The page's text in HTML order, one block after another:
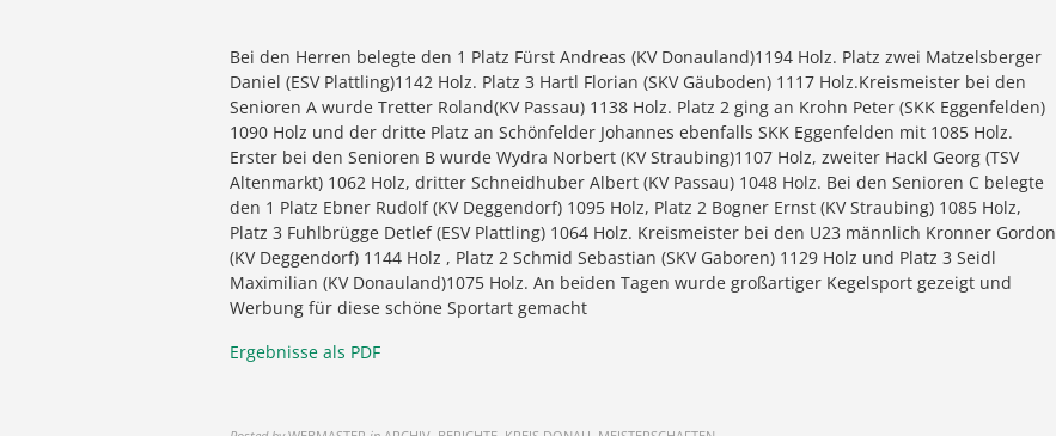
Bei den Herren belegte den 1 Platz Fürst Andreas (KV Donauland)1194 Holz. Platz zwei Matzelsberger
Daniel (ESV Plattling)1142 Holz. Platz 3 Hartl Florian (SKV Gäuboden) 1117 Holz.Kreismeister bei den
Senioren A wurde Tretter Roland(KV Passau) 1138 Holz. Platz 2 ging an Krohn Peter (SKK Eggenfelden)
1090 Holz und der dritte Platz an Schönfelder Johannes ebenfalls SKK Eggenfelden mit 1085 Holz.
Erster bei den Senioren B wurde Wydra Norbert (KV Straubing)1107 Holz, zweiter Hackl Georg (TSV
Altenmarkt) 1062 Holz, dritter Schneidhuber Albert (KV Passau) 1048 Holz. Bei den Senioren C belegte
den 1 Platz Ebner Rudolf (KV Deggendorf) 1095 Holz, Platz 2 Bogner Ernst (KV Straubing) 1085 Holz,
Platz 3 Fuhlbrügge Detlef (ESV Plattling) 1064 Holz. Kreismeister bei den U23 männlich Kronner Gordon
(KV Deggendorf) 1144 Holz , Platz 2 Schmid Sebastian (SKV Gaboren) 1129 Holz und Platz 3 Seidl
Maximilian (KV Donauland)1075 Holz. An beiden Tagen wurde großartiger Kegelsport gezeigt und
Werbung für diese schöne Sportart gemacht
Ergebnisse als PDF